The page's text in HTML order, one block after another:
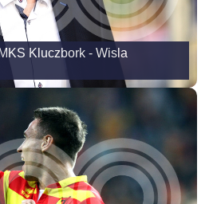
Kluczbork - Wisla